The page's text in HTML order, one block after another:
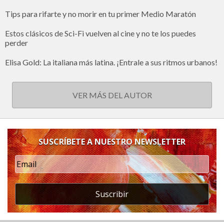
Tips para rifarte y no morir en tu primer Medio Maratón
Estos clásicos de Sci-Fi vuelven al cine y no te los puedes
perder
Elisa Gold: La italiana más latina. ¡Entrale a sus ritmos urbanos!
VER MÁS DEL AUTOR
SUSCRÍBETE A NUESTRO NEWSLETTER
Suscribir